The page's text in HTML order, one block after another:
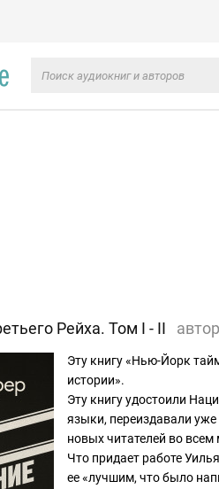
Рейха. Том I - II автор
Эту книгу «Нью-Йорк
истории».
Эту книгу удостоили
языки, переиздавали
новых читателей во всем
Что придает работе
ее «лучшим, что было